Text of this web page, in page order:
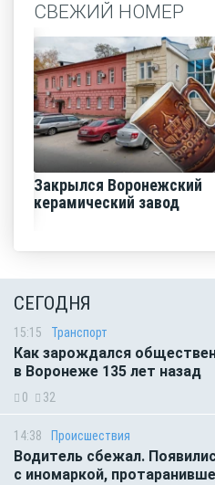
СВЕЖИЙ НОМЕР
Закрылся Воронежский
керамический завод
СЕГОДНЯ
15:15 Транспорт
Как зарождался
в Воронеже 135 лет назад
0 32
14:38 Происшествия
Водитель сбежал.
с иномаркой,